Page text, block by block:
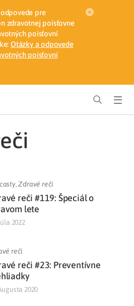
pre
zdravotnej poisťovne
poisťovní
Otázky a odpovede
poisťovní
,Zdravé reči
reči #119: Špeciál o
lete
2022
reči
reči #23: Preventívne
2020